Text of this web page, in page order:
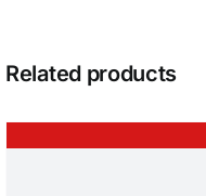
Related products